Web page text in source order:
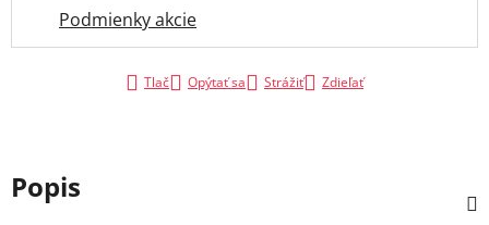
Podmienky akcie
Tlač Opýtať sa Strážiť Zdieľať
Popis